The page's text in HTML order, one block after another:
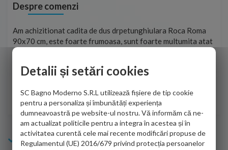
Despre comenzi
Am achizitionat cadita de dus drpetunghiulara Roca Roma
90x70 cm, este foarte frumoasa, sunt foarte multumita atat
de personalul firmei dvs. cu care am colaborat in obtinerea
adus coletul in siguranta.Numai bine, va doresc!
Sofrone Viviana -28.07.2026
Info Bagno
Detalii și setări cookies
SC Bagno Moderno S.R.L utilizează fișiere de tip cookie
pentru a personaliza și îmbunătăți experiența
dumneavoastră pe website-ul nostru. Vă informăm că ne-
am actualizat politicile pentru a integra în acestea și în
activitatea curentă cele mai recente modificări propuse de
Regulamentul (UE) 2016/679 privind protecția persoanelor